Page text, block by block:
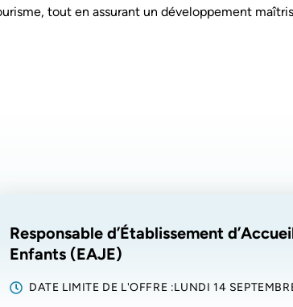
tout en assurant un développement
Responsable d’Établissement
Enfants (EAJE)
DATE LIMITE DE L'OFFRE :LUNDI 14